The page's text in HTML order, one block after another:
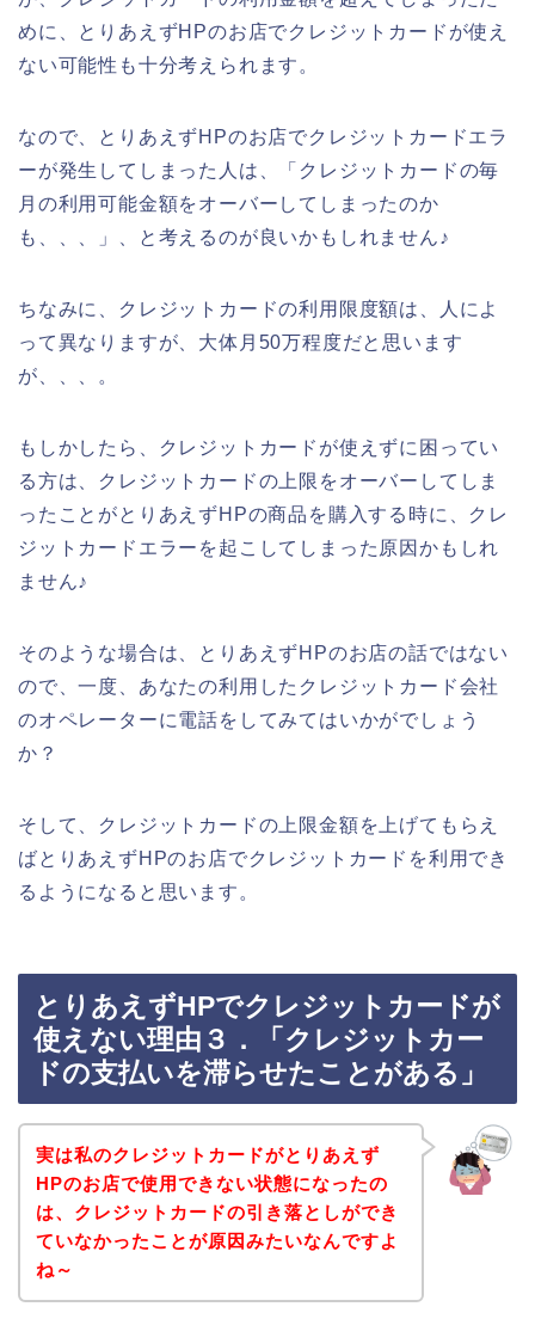
めに、とりあえずHPのお店でクレジットカードが使え
ない可能性も十分考えられます。
なので、とりあえずHPのお店でクレジットカードエラ
ーが発生してしまった人は、「クレジットカードの毎
月の利用可能金額をオーバーしてしまったのか
も、、、」、と考えるのが良いかもしれません♪
ちなみに、クレジットカードの利用限度額は、人によ
って異なりますが、大体月50万程度だと思います
が、、、。
もしかしたら、クレジットカードが使えずに困ってい
る方は、クレジットカードの上限をオーバーしてしま
ったことがとりあえずHPの商品を購入する時に、クレ
ジットカードエラーを起こしてしまった原因かもしれ
ません♪
そのような場合は、とりあえずHPのお店の話ではない
ので、一度、あなたの利用したクレジットカード会社
のオペレーターに電話をしてみてはいかがでしょう
か？
そして、クレジットカードの上限金額を上げてもらえ
ばとりあえずHPのお店でクレジットカードを利用でき
るようになると思います。
とりあえずHPでクレジットカードが
使えない理由３．「クレジットカー
ドの支払いを滞らせたことがある」
実は私のクレジットカードがとりあえず
HPのお店で使用できない状態になったの
は、クレジットカードの引き落としができ
ていなかったことが原因みたいなんですよ
ね～